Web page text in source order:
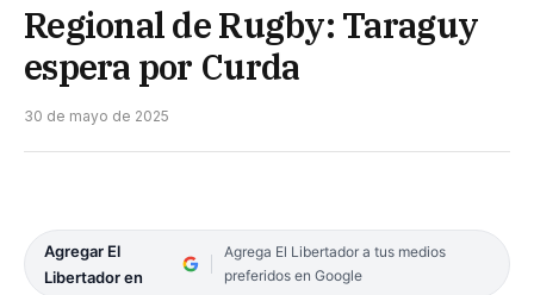
Regional de Rugby: Taraguy
espera por Curda
30 de mayo de 2025
Agregar El
Libertador en
Agrega El Libertador a tus medios
preferidos en Google